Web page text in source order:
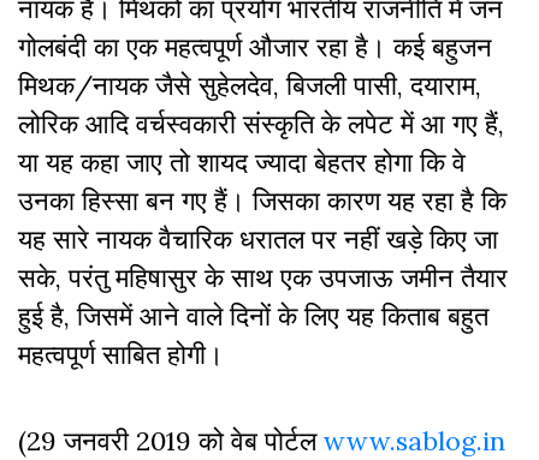
नायक हैं। मिथकों का प्रयोग भारतीय राजनीति में जन
गोलबंदी का एक महत्वपूर्ण औजार रहा है। कई बहुजन
मिथक/नायक जैसे सुहेलदेव, बिजली पासी, दयाराम,
लोरिक आदि वर्चस्वकारी संस्कृति के लपेट में आ गए हैं,
या यह कहा जाए तो शायद ज्यादा बेहतर होगा कि वे
उनका हिस्सा बन गए हैं। जिसका कारण यह रहा है कि
यह सारे नायक वैचारिक धरातल पर नहीं खड़े किए जा
सके, परंतु महिषासुर के साथ एक उपजाऊ जमीन तैयार
हुई है, जिसमें आने वाले दिनों के लिए यह किताब बहुत
महत्वपूर्ण साबित होगी।
(29 जनवरी 2019 को वेब पोर्टलwww.sablog.in